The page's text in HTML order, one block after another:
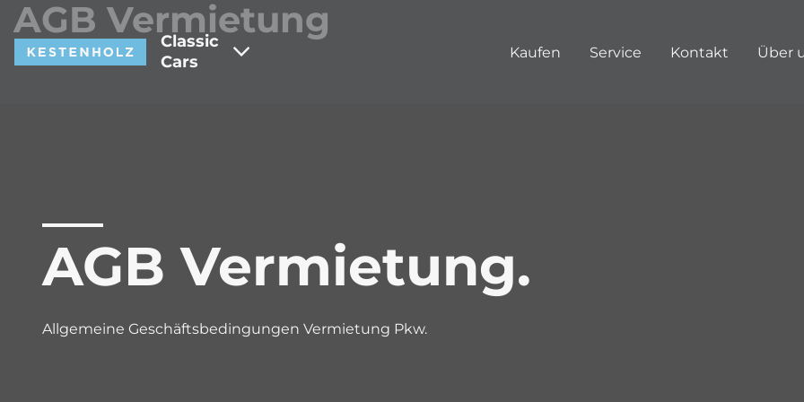
Classic
Cars
Kaufen Service Kontakt Über
AGB Vermietung
AGB Vermietung.
Allgemeine Geschäftsbedingungen Vermietung Pkw.